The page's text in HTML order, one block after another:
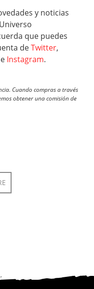
y noticias
que puedes
deTwitter,
Instagram.
Cuando compras a través
obtener una comisión de